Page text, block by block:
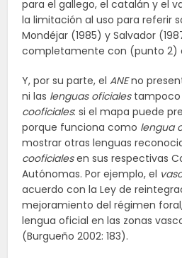
para el gallego, el catalán y el
la limitación al uso para referir
Mondéjar (1985) y Salvador
completamente con (punto 2)
Y, por su parte, elANEno
ni las lenguas oficiales tampoco
cooficiales: si el mapa puede
porque funciona como lengua
mostrar otras lenguas
cooficialesen sus respectivas
Autónomas. Por ejemplo, el
acuerdo con la Ley de
mejoramiento del régimen
lengua oficial en las zonas
(Burgueño 2002: 183).